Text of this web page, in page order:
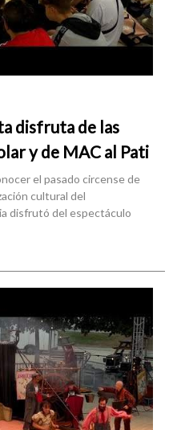
disfruta de las
y de MAC al Pati
el pasado circense de
cultural del
disfrutó del espectáculo